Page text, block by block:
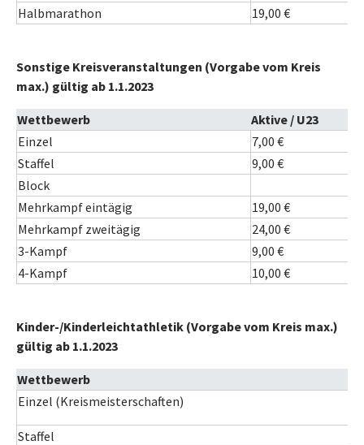
Halbmarathon 19,00 €
Sonstige Kreisveranstaltungen (Vorgabe vom Kreis
max.) gültig ab 1.1.2023
Wettbewerb
Aktive / U23
Einzel
7,00 €
Staffel
9,00 €
Block
Mehrkampf eintägig
19,00 €
Mehrkampf zweitägig
24,00 €
3-Kampf
9,00 €
4-Kampf
10,00 €
Kinder-/Kinderleichtathletik (Vorgabe vom Kreis max.)
gültig ab 1.1.2023
Wettbewerb
Einzel (Kreismeisterschaften)
Staffel